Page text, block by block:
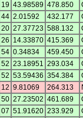
19 43.98589 478.850
44 2.01592 432.177
20 27.37723 588.132
26 14.33870 415.369
54 0.34834 459.450
52 23.18951 293.034
52 53.59436 354.384
12 9.81069 264.313
50 27.23502 461.689
07 51.91620 233.929